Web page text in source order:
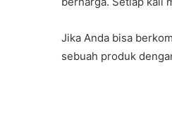
Jika Anda bisa
sebuah produk